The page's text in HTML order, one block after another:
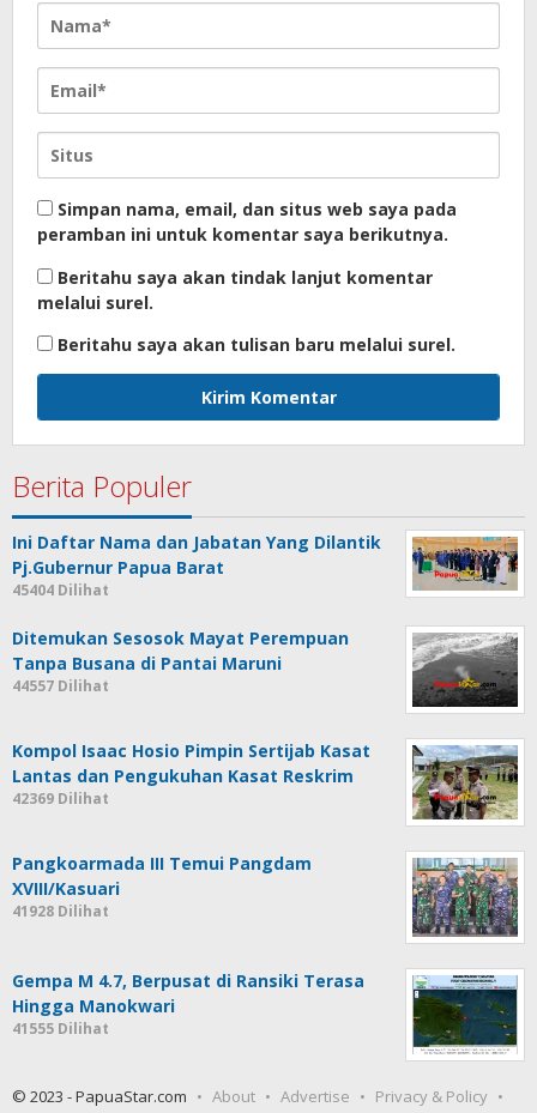
Simpan nama, email, dan situs web saya pada
peramban ini untuk komentar saya berikutnya.
Beritahu saya akan tindak lanjut komentar
melalui surel.
Beritahu saya akan tulisan baru melalui surel.
Berita Populer
Ini Daftar Nama dan Jabatan Yang Dilantik
Pj.Gubernur Papua Barat
45404 Dilihat
Ditemukan Sesosok Mayat Perempuan
Tanpa Busana di Pantai Maruni
44557 Dilihat
Kompol Isaac Hosio Pimpin Sertijab Kasat
Lantas dan Pengukuhan Kasat Reskrim
42369 Dilihat
Pangkoarmada III Temui Pangdam
XVIII/Kasuari
41928 Dilihat
Gempa M 4.7, Berpusat di Ransiki Terasa
Hingga Manokwari
41555 Dilihat
© 2023 - PapuaStar.com About Advertise
Privacy & Policy